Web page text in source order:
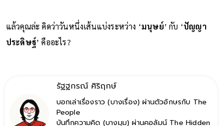
แล้วคุณล่ะ คิดว่าวันหนึ่งเส้นแบ่งระหว่าง ‘มนุษย์’ กับ ‘ปัญญา
ประดิษฐ์’ คืออะไร?
รัฐฐกรณ์ ศิริฤกษ์
บอกเล่าเรื่องราว (บางเรื่อง) ผ่านตัวอักษรกับ The
People
บันทึกความคิด (บางมุม) ผ่านคอลัมน์ The Hidden